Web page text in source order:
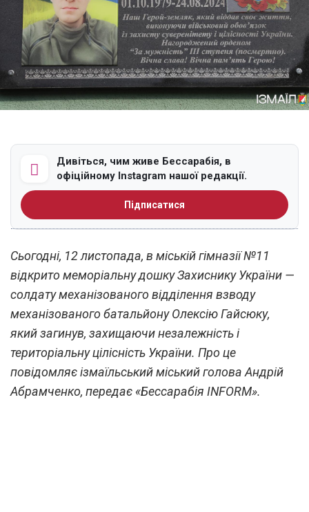
Дивіться, чим живе Бессарабія, в
офіційному Instagram нашої редакції.
Підписатися
Сьогодні, 12 листопада, в міській гімназії №11
відкрито меморіальну дошку Захиснику України —
солдату механізованого відділення взводу
механізованого батальйону Олексію Гайсюку,
який загинув, захищаючи незалежність і
територіальну цілісність України. Про це
повідомляє ізмаїльський міський голова Андрій
Абрамченко, передає «Бессарабія INFORM».